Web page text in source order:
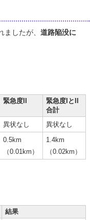
したが、 道路陥没に
緊急度II
緊急度IとII
合計
異状なし
異状なし
0.5km
（0.01km）
1.4km
（0.02km）
結果